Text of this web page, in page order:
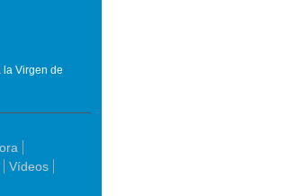
la Virgen de
Vídeos